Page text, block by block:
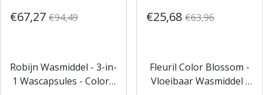
€67,27 €94,49
Robijn Wasmiddel - 3-in-
1 Wascapsules - Color -
€25,68 €63,96
Fleuril Color Blossom -
Vloeibaar Wasmiddel -